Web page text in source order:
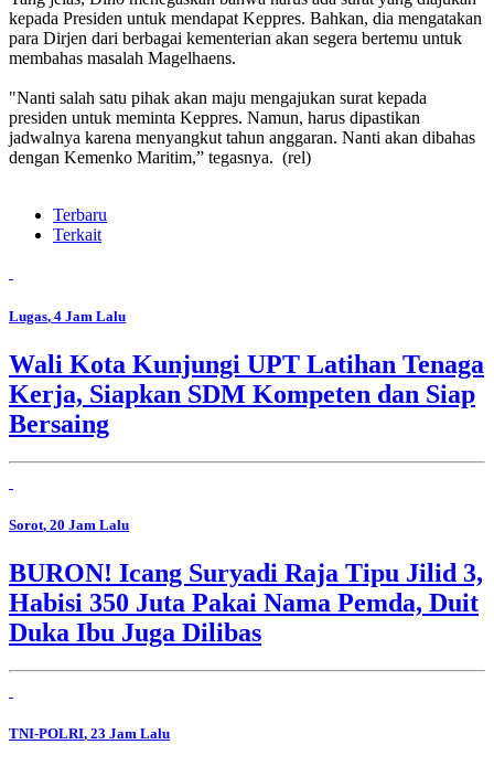
kepada Presiden untuk mendapat Keppres. Bahkan, dia mengatakan
para Dirjen dari berbagai kementerian akan segera bertemu untuk
membahas masalah Magelhaens.
"Nanti salah satu pihak akan maju mengajukan surat kepada
presiden untuk meminta Keppres. Namun, harus dipastikan
jadwalnya karena menyangkut tahun anggaran. Nanti akan dibahas
dengan Kemenko Maritim,” tegasnya. (rel)
Terbaru
Terkait
Lugas, 4 Jam Lalu
Wali Kota Kunjungi UPT Latihan Tenaga
Kerja, Siapkan SDM Kompeten dan Siap
Bersaing
Sorot, 20 Jam Lalu
BURON! Icang Suryadi Raja Tipu Jilid 3,
Habisi 350 Juta Pakai Nama Pemda, Duit
Duka Ibu Juga Dilibas
TNI-POLRI, 23 Jam Lalu